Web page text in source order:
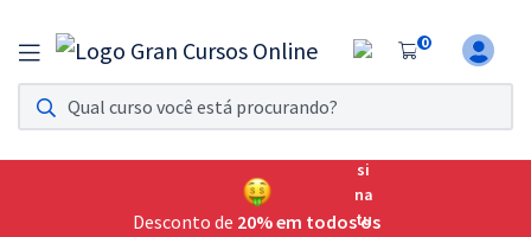
0
Assinatura Ilimitada 11
Acesso a todos os cursos. Teste grátis por 7 dias!
Assinatura OAB Até Passar
Acesso ilimitado a toda preparação para o Exame da
Desconto de 20% em todos os